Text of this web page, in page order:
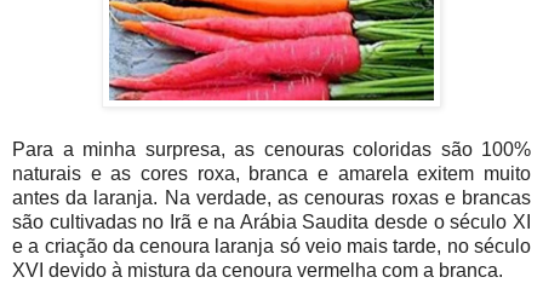
Para a minha surpresa, as cenouras coloridas são 100%
naturais e as cores roxa, branca e amarela exitem muito
antes da laranja. Na verdade, as cenouras roxas e brancas
são cultivadas no Irã e na Arábia Saudita desde o século XI
e a criação da cenoura laranja só veio mais tarde, no século
XVI devido à mistura da cenoura vermelha com a branca.